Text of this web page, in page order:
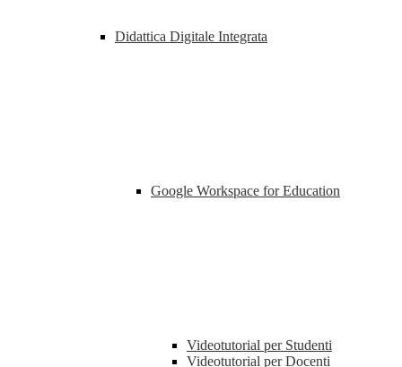
Didattica Digitale Integrata
Google Workspace for Education
Videotutorial per Studenti
Videotutorial per Docenti